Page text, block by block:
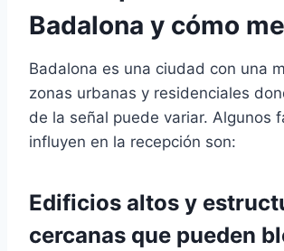
Badalona y cómo
Badalona es una ciudad con una
zonas urbanas y residenciales
de la señal puede variar. Algunos
influyen en la recepción son:
Edificios altos y
cercanas que pueden